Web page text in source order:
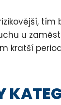
tím
u
kratší